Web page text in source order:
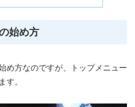
始め方
め方なのですが、トップメニュー
す。